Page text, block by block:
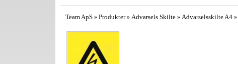
Team ApS » Produkter» Advarsels Skilte » Advarselsskilte A4 »